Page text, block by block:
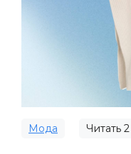
Мода Читать 2